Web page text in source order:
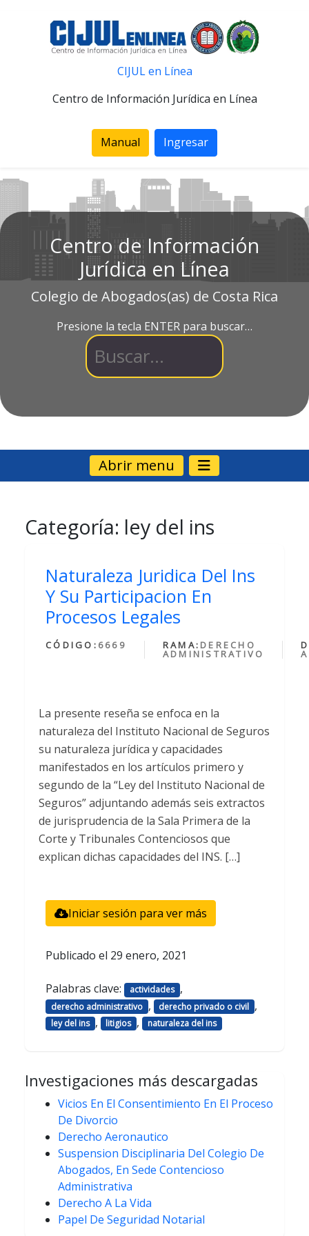
CIJUL en Línea
Centro de Información Jurídica en Línea
Manual Ingresar
Centro de Información
Jurídica en Línea
Colegio de Abogados(as) de Costa Rica
Presione la tecla ENTER para buscar…
Abrir menu
Categoría: ley del ins
Naturaleza Juridica Del Ins
Y Su Participacion En
Procesos Legales
CÓDIGO: 6669 RAMA: DERECHO
ADMINISTRATIVO
La presente reseña se enfoca en la
naturaleza del Instituto Nacional de Seguros
su naturaleza jurídica y capacidades
manifestados en los artículos primero y
segundo de la “Ley del Instituto Nacional de
Seguros” adjuntando además seis extractos
de jurisprudencia de la Sala Primera de la
Corte y Tribunales Contenciosos que
explican dichas capacidades del INS. […]
Iniciar sesión para ver más
Publicado el 29 enero, 2021
Palabras clave: actividades ,
derecho administrativo , derecho privado o civil ,
ley del ins , litigios , naturaleza del ins
Investigaciones más descargadas
Vicios En El Consentimiento En El Proceso
De Divorcio
Derecho Aeronautico
Suspension Disciplinaria Del Colegio De
Abogados, En Sede Contencioso
Administrativa
Derecho A La Vida
Papel De Seguridad Notarial